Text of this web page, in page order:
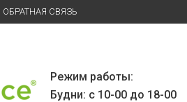
ОБРАТНАЯ СВЯЗЬ
Режим работы:
Будни: с 10-00 до 18-00